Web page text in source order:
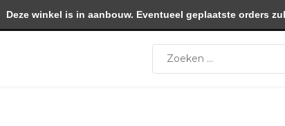
Deze winkel is in aanbouw. Eventueel geplaatste orders